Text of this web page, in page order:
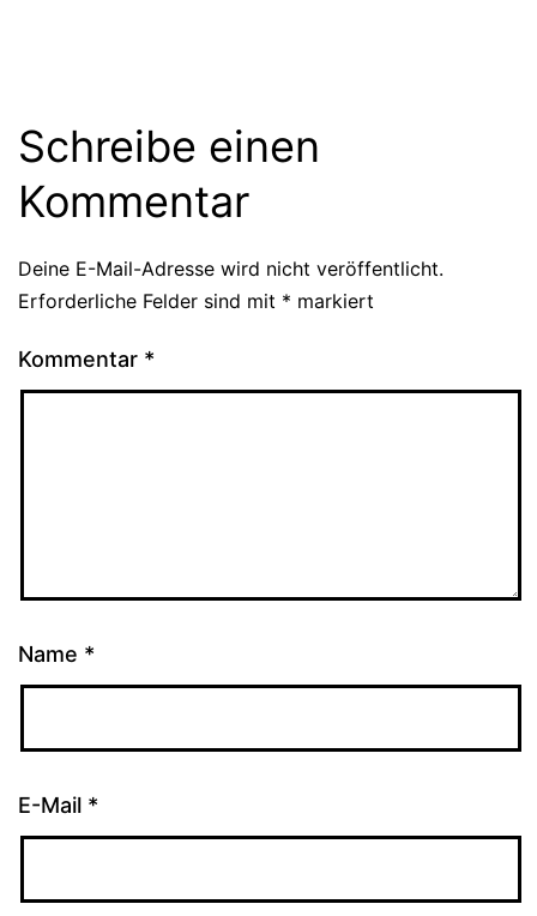
Schreibe einen
Kommentar
Deine E-Mail-Adresse wird nicht veröffentlicht.
Erforderliche Felder sind mit * markiert
Kommentar *
Name *
E-Mail *